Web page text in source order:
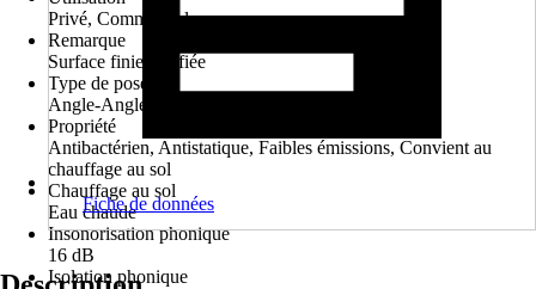
Privé, Commercial
Remarque
Surface finie vitrifiée
Type de pose
Angle-Angle
Propriété
Antibactérien, Antistatique, Faibles émissions, Convient au
chauffage au sol
Chauffage au sol
Eau chaude
Insonorisation phonique
16 dB
Isolation phonique
Fiche de données